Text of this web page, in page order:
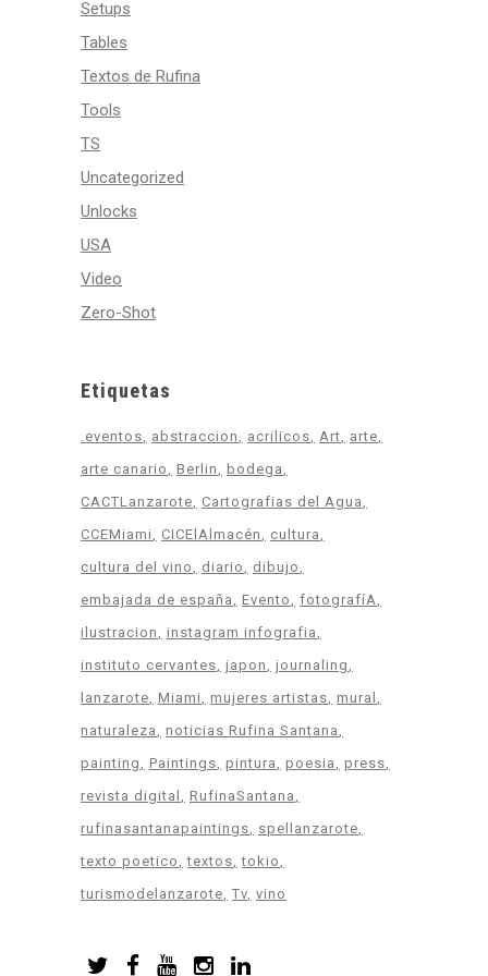
Setups
Tables
Textos de Rufina
Tools
TS
Uncategorized
Unlocks
USA
Video
Zero-Shot
Etiquetas
.eventos abstraccion acrilicos Art
arte
arte canario
Berlin
bodega
CACTLanzarote
Cartografias del Agua
CCEMiami
CICElAlmacén
cultura
cultura del vino
diario
dibujo
embajada de españa
Evento
fotografíA
ilustracion
instagram infografia
instituto cervantes japon
journaling
lanzarote Miami mujeres artistas mural
naturaleza
noticias Rufina Santana
painting
Paintings pintura poesia
press
revista digital
RufinaSantana
rufinasantanapaintings
spellanzarote
texto poetico
textos tokio
turismodelanzarote Tv vino